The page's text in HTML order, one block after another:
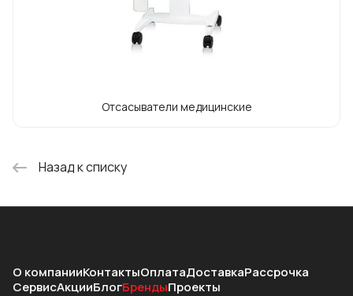
Отсасыватели медицинские
Назад к списку
О компанииКонтактыОплатаДоставкаРассрочка
СервисАкцииБлогБрендыПроекты